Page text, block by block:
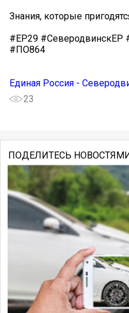
Знания, которые
#ЕР29
#ПО864
Единая Россия -
23
ПОДЕЛИТЕСЬ